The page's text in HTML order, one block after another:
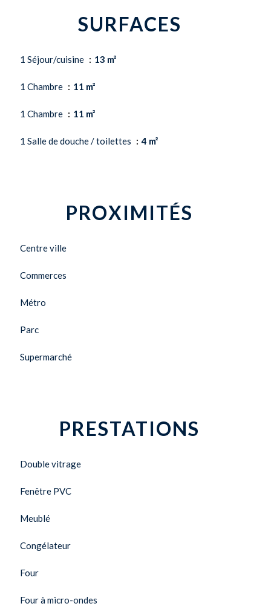
SURFACES
1 Séjour/cuisine 13 m²
1 Chambre 11 m²
1 Chambre 11 m²
1 Salle de douche / toilettes 4 m²
PROXIMITÉS
Centre ville
Commerces
Métro
Parc
Supermarché
PRESTATIONS
Double vitrage
Fenêtre PVC
Meublé
Congélateur
Four
Four à micro-ondes